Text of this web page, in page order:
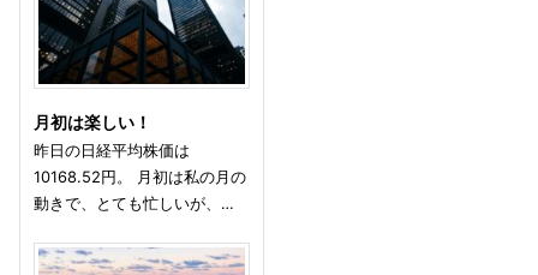
月初は楽しい！
昨日の日経平均株価は
10168.52円。 月初は私の月の
動きで、とても忙しいが、…